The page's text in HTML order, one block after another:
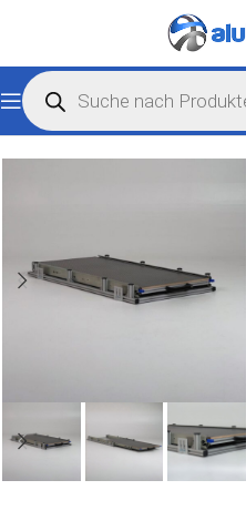
Start Caravan- und Vanausbau